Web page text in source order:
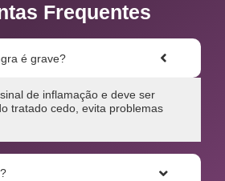
Frequentes
é grave?
de inflamação e deve ser
tratado cedo, evita problemas